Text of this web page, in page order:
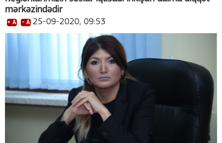
mərkəzindədir
+ A - A 25-09-2020, 09:53